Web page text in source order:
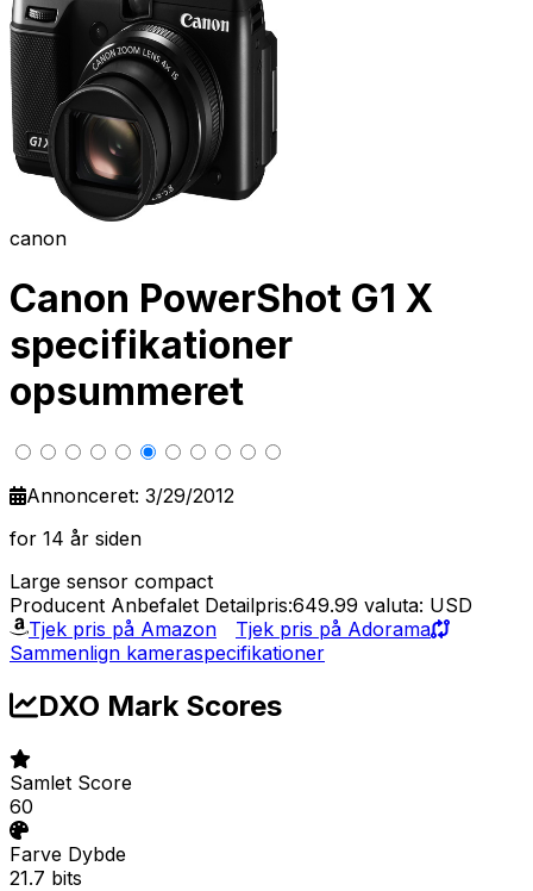
canon
Canon PowerShot G1 X
specifikationer
opsummeret
Annonceret: 3/29/2012
for 14 år siden
Large sensor compact
Producent Anbefalet Detailpris:649.99 valuta: USD
Tjek pris på Amazon
Tjek pris på Adorama
Sammenlign kameraspecifikationer
DXO Mark Scores
Samlet Score
60
Farve Dybde
21.7 bits